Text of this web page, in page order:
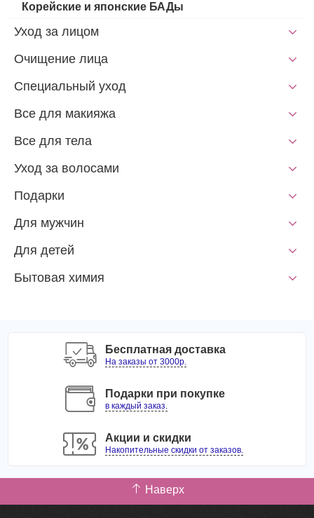
Корейские и японские БАДы
Уход за лицом
Очищение лица
Специальный уход
Все для макияжа
Все для тела
Уход за волосами
Подарки
Для мужчин
Для детей
Бытовая химия
Бесплатная доставка
На заказы от 3000р.
Подарки при покупке
в каждый заказ.
Акции и скидки
Накопительные скидки от заказов.
Наверх